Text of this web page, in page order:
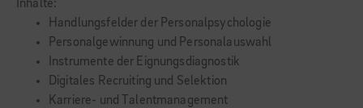
Inhalte:
Handlungsfelder der Personalpsychologie
Personalgewinnung und Personalauswahl
Instrumente der Eignungsdiagnostik
Digitales Recruiting und Selektion
Karriere- und Talentmanagement